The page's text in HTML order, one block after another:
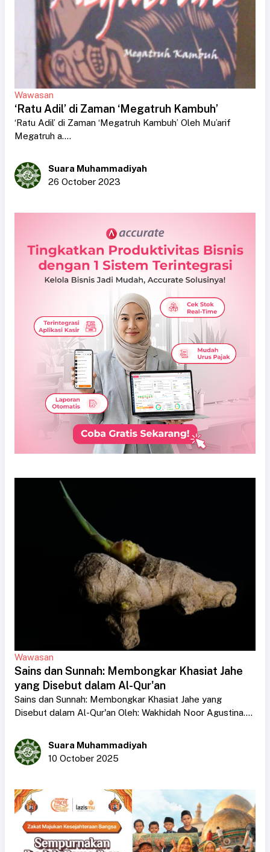
Wawasan
‘Ratu Adil’ di Zaman ‘Megatruh Kambuh’
‘Ratu Adil’ di Zaman ‘Megatruh Kambuh’ Oleh Mu’arif
Megatruh a....
Suara Muhammadiyah
26 October 2023
Wawasan
Sains dan Sunnah: Membongkar Khasiat Jahe
yang Disebut dalam Al-Qur'an
Sains dan Sunnah: Membongkar Khasiat Jahe yang
Disebut dalam Al-Qur'an Oleh: Wakhidah Noor Agustina....
Suara Muhammadiyah
10 October 2025